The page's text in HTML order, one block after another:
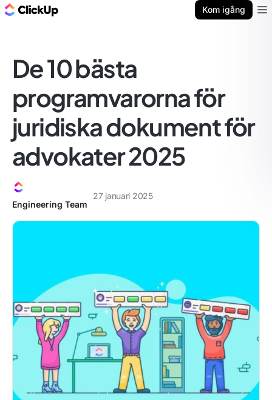
Kom igång
De 10 bästa
programvarorna för
juridiska dokument för
advokater 2025
Engineering Team
27 januari 2025